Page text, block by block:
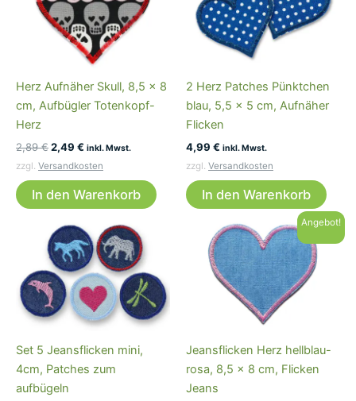
Herz Aufnäher Skull, 8,5 x 8
cm, Aufbügler Totenkopf-
Herz
2,89€Ursprünglicher
Preis
war:
2,49 € Aktueller
ist:
inkl. Mwst.
zzgl. Versandkosten
In den Warenkorb
2 Herz Patches Pünktchen
blau, 5,5 x 5 cm, Aufnäher
Flicken
4,99 € inkl. Mwst.
zzgl. Versandkosten
In den Warenkorb
Set 5 Jeansflicken mini,
4cm, Patches zum
aufbügeln
Angebot!
Jeansflicken Herz hellblau-
rosa, 8,5 x 8 cm, Flicken
Jeans